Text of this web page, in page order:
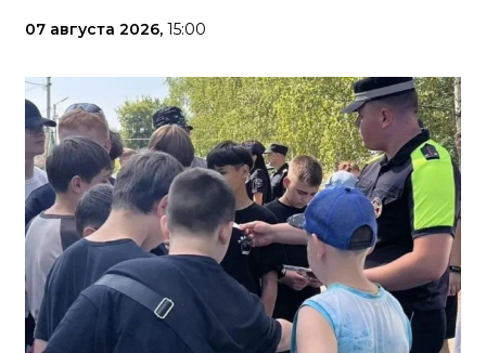
07 августа 2026, 15:00